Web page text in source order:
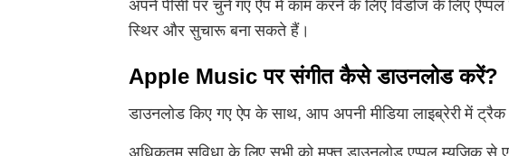
अपने पीसी पर चुने गए ऐप में काम करने के लिए विंडोज के लिए
स्थिर और सुचारू बना सकते हैं।
Apple Music पर संगीत कैसे डाउनलोड करें?
डाउनलोड किए गए ऐप के साथ, आप अपनी मीडिया लाइब्रेरी में